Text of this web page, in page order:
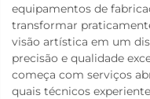
equipamentos de
transformar
visão artística em um
precisão e qualidade
começa com serviços
quais técnicos